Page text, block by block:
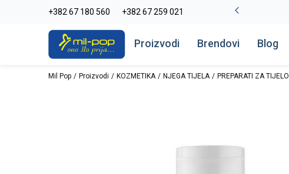
+382 67 180 560 +382 67 259 021
-20% na kompletan asortiman Pogledaj više
Proizvodi Brendovi Blog
Mil Pop Proizvodi KOZMETIKA NJEGA TIJELA PREPARATI ZA TIJELO